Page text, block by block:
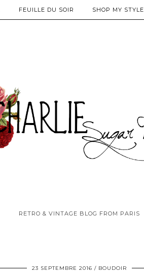
RETRO & VINTAGE BLOG FROM PARIS
FEUILLE DU SOIR SHOP MY STYLE
23 SEPTEMBRE 2016 BOUDOIR